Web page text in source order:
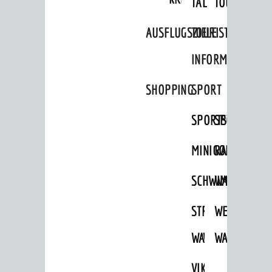
AUSFLUGSZIELE
TOURIST
INFORMATION
SHOPPINGSPORT
SPORTSTÄTTEN
MINIGOLFRADFAHREN
SCHWIMMEN
STRANDBAD
WAIDSEE
TSG
VIKTOR-
WANDERN
WEINHEIMER